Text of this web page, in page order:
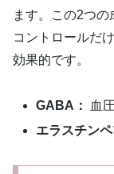
ます。この2つ
コントロールだ
効果的です。
GABA：
血
エラスチンペ